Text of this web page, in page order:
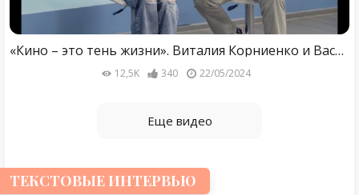
«Кино – это тень жизни». Виталия Корниенко и Василий Буйлов - о работе в кино и юных актерах
12,5K 340 22/05/2024
Еще видео
ТЕКСТОВЫЕ ИНТЕРВЬЮ